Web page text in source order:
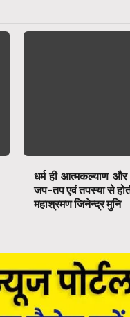
धर्म ही आत्मकल्याण और
जप-तप एवं तपस्या से होती
महाश्रमण जिनेन्द्र मुनि